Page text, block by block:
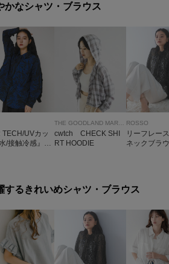
かなシャツ・ブラウス
TECH/UVカッ
/接触冷感』ナ
THE GOODLAND MARKET
cwtch CHECK SHI
RT HOODIE
ROSSO
リーフレー
ネックブラ
するきれいめシャツ・ブラウス